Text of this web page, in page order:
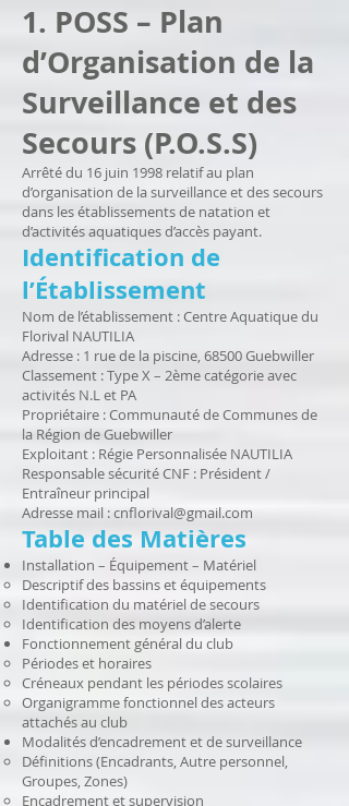
1. POSS – Plan
d’Organisation de la
Surveillance et des
Secours (P.O.S.S)
Arrêté du 16 juin 1998 relatif au plan
d’organisation de la surveillance et des secours
dans les établissements de natation et
d’activités aquatiques d’accès payant.
Identification de
l’Établissement
Nom de l’établissement : Centre Aquatique du
Florival NAUTILIA
Adresse : 1 rue de la piscine, 68500 Guebwiller
Classement : Type X – 2ème catégorie avec
activités N.L et PA
Propriétaire : Communauté de Communes de
la Région de Guebwiller
Exploitant : Régie Personnalisée NAUTILIA
Responsable sécurité CNF : Président /
Entraîneur principal
Adresse mail :cnflorival@gmail.com
Table des Matières
Installation – Équipement – Matériel
Descriptif des bassins et équipements
Identification du matériel de secours
Identification des moyens d’alerte
Fonctionnement général du club
Périodes et horaires
Créneaux pendant les périodes scolaires
Organigramme fonctionnel des acteurs
attachés au club
Modalités d’encadrement et de surveillance
Définitions (Encadrants, Autre personnel,
Groupes, Zones)
Encadrement et supervision